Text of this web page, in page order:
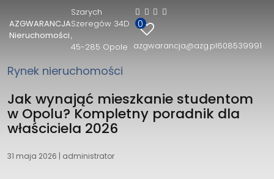
AZGWARANCJA
Nieruchomości
Szarych
Szeregów 34D
45-285 Opole
0
azgwarancja@azg.pl608539991
AZGWARANCJA Nieruchomości
Szarych Szeregów 34D
45-285 Opole
608539991
azgwarancja@azg.pl
Rynek nieruchomości
Jak wynająć mieszkanie studentom
w Opolu? Kompletny poradnik dla
właściciela 2026
31 maja 2026 | administrator